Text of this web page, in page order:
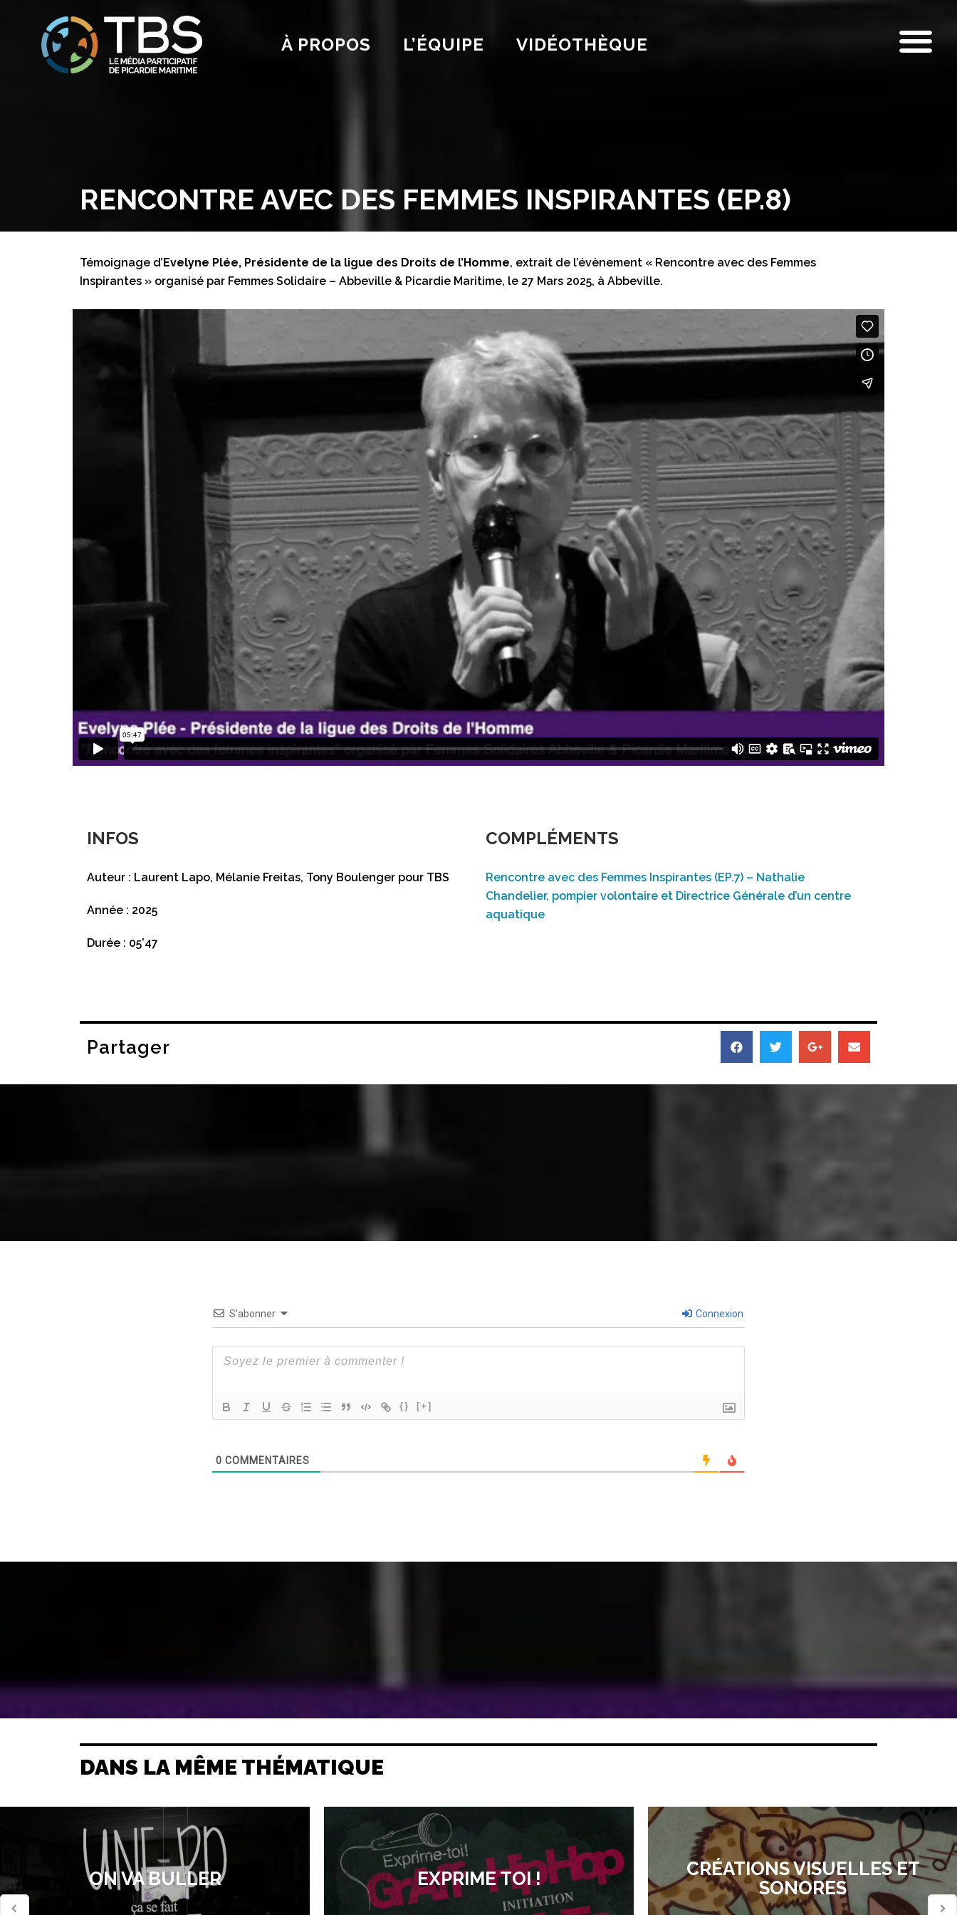
À PROPOS L’ÉQUIPE VIDÉOTHÈQUE
RENCONTRE AVEC DES FEMMES INSPIRANTES (EP.8)
Témoignage d’Evelyne Plée, Présidente de la ligue des Droits de l’Homme, extrait de l’évènement « Rencontre avec des Femmes
Inspirantes » organisé par Femmes Solidaire – Abbeville & Picardie Maritime, le 27 Mars 2025, à Abbeville.
INFOS
Auteur : Laurent Lapo, Mélanie Freitas, Tony Boulenger pour TBS
Année : 2025
Durée : 05’47
COMPLÉMENTS
Rencontre avec des Femmes Inspirantes (EP.7) – Nathalie
Chandelier, pompier volontaire et Directrice Générale d’un centre
aquatique
Partager
S’abonner Connexion
{} [+]
0 COMMENTAIRES
DANS LA MÊME THÉMATIQUE
ON VA BULLER EXPRIME TOI !
CRÉATIONS VISUELLES ET
SONORES